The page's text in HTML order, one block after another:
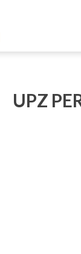
UPZ